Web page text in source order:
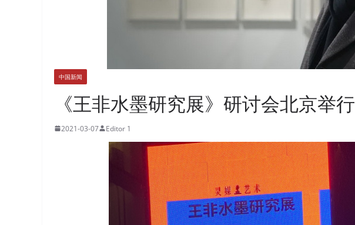
中国新闻
《王非水墨研究展》研讨会北京举行
2021-03-07 Editor 1